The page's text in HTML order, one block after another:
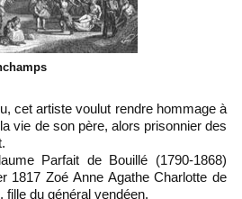
cet artiste voulut rendre hommage à
vie de son père, alors prisonnier des
Parfait de Bouillé (1790-1868)
1817 Zoé Anne Agathe Charlotte de
du général vendéen.